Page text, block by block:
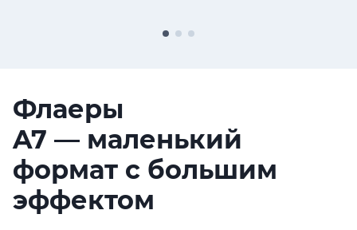
Флаеры
A7 — маленький
формат с большим
эффектом